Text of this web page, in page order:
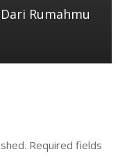
Rumahmu
Required fields